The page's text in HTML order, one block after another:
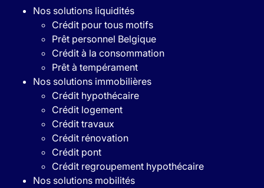
Nos solutions liquidités
Crédit pour tous motifs
Prêt personnel Belgique
Crédit à la consommation
Prêt à tempérament
Nos solutions immobilières
Crédit hypothécaire
Crédit logement
Crédit travaux
Crédit rénovation
Crédit pont
Crédit regroupement hypothécaire
Nos solutions mobilités